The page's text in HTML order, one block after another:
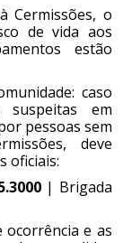
Cermissões, o
de vida aos
estão
caso
suspeitas em
pessoas sem
deve
oficiais:
| Brigada
ocorrência e as